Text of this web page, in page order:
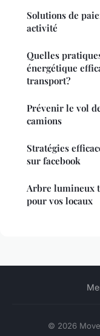
Solutions de
activité
Quelles
énergétique
transport?
Prévenir le vol
camions
Stratégies
sur facebook
Arbre lumineux
pour vos locaux
© 2026